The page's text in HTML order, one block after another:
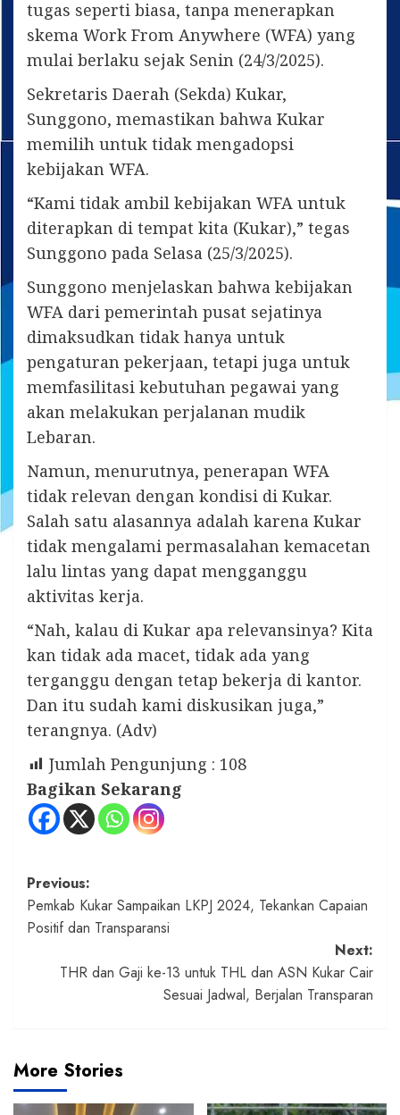
tugas seperti biasa, tanpa menerapkan
skema Work From Anywhere (WFA) yang
mulai berlaku sejak Senin (24/3/2025).
Sekretaris Daerah (Sekda) Kukar,
Sunggono, memastikan bahwa Kukar
memilih untuk tidak mengadopsi
kebijakan WFA.
“Kami tidak ambil kebijakan WFA untuk
diterapkan di tempat kita (Kukar),” tegas
Sunggono pada Selasa (25/3/2025).
Sunggono menjelaskan bahwa kebijakan
WFA dari pemerintah pusat sejatinya
dimaksudkan tidak hanya untuk
pengaturan pekerjaan, tetapi juga untuk
memfasilitasi kebutuhan pegawai yang
akan melakukan perjalanan mudik
Lebaran.
Namun, menurutnya, penerapan WFA
tidak relevan dengan kondisi di Kukar.
Salah satu alasannya adalah karena Kukar
tidak mengalami permasalahan kemacetan
lalu lintas yang dapat mengganggu
aktivitas kerja.
“Nah, kalau di Kukar apa relevansinya? Kita
kan tidak ada macet, tidak ada yang
terganggu dengan tetap bekerja di kantor.
Dan itu sudah kami diskusikan juga,”
terangnya. (Adv)
Jumlah Pengunjung : 108
Bagikan Sekarang
Post
navigation
Previous:
Pemkab Kukar Sampaikan LKPJ 2024, Tekankan Capaian
Positif dan Transparansi
Next:
THR dan Gaji ke-13 untuk THL dan ASN Kukar Cair
Sesuai Jadwal, Berjalan Transparan
More Stories